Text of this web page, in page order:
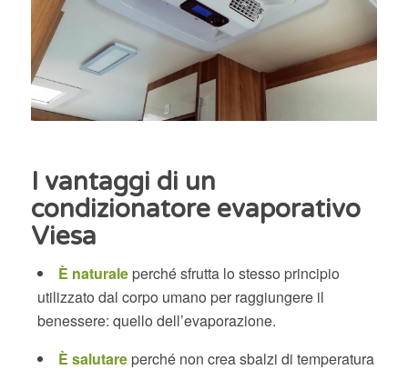
I vantaggi di un
condizionatore evaporativo
Viesa
È naturaleperché sfrutta lo stesso principio
utilizzato dal corpo umano per raggiungere il
benessere: quello dell’evaporazione.
È salutareperché non crea sbalzi di temperatura